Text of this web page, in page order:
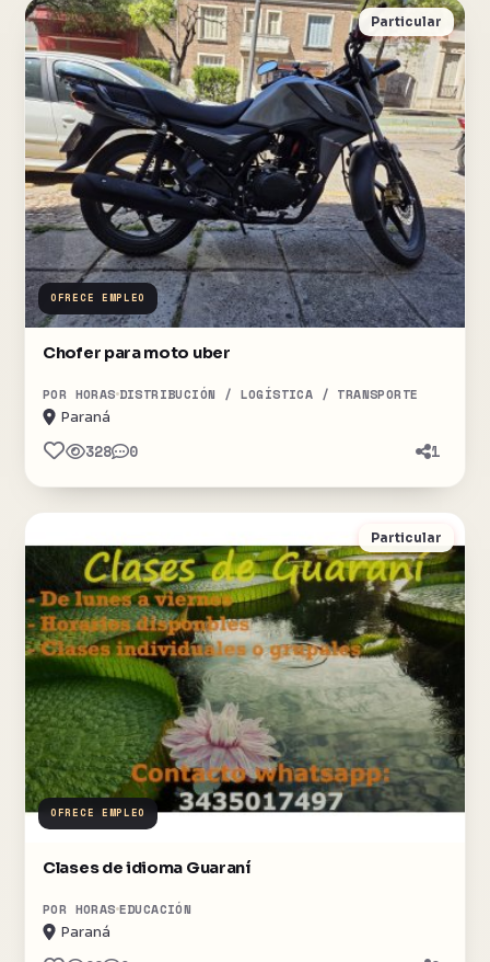
Particular
OFRECE EMPLEO
Chofer para moto uber
POR HORAS DISTRIBUCIÓN / LOGÍSTICA / TRANSPORTE
Paraná
328 0 1
Particular
OFRECE EMPLEO
Clases de idioma Guaraní
POR HORAS EDUCACIÓN
Paraná